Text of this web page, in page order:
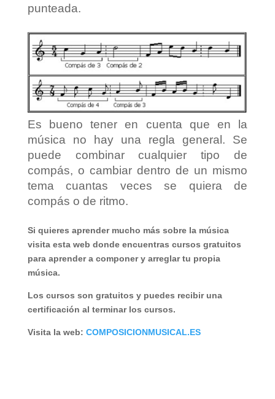
punteada.
Es bueno tener en cuenta que en la
música no hay una regla general. Se
puede combinar cualquier tipo de
compás, o cambiar dentro de un mismo
tema cuantas veces se quiera de
compás o de ritmo.
Si quieres aprender mucho más sobre la música
visita esta web donde encuentras cursos gratuitos
para aprender a componer y arreglar tu propia
música.
Los cursos son gratuitos y puedes recibir una
certificación al terminar los cursos.
Visita la web: COMPOSICIONMUSICAL.ES